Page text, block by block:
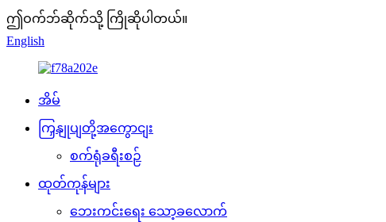
ဤဝက်ဘ်ဆိုက်သို့ ကြိုဆိုပါတယ်။
English
အိမ်
ကြှနျုပျတို့အကွောငျး
စက်ရုံခရီးစဉ်
ထုတ်ကုန်များ
ဘေးကင်းရေး သော့ခလောက်